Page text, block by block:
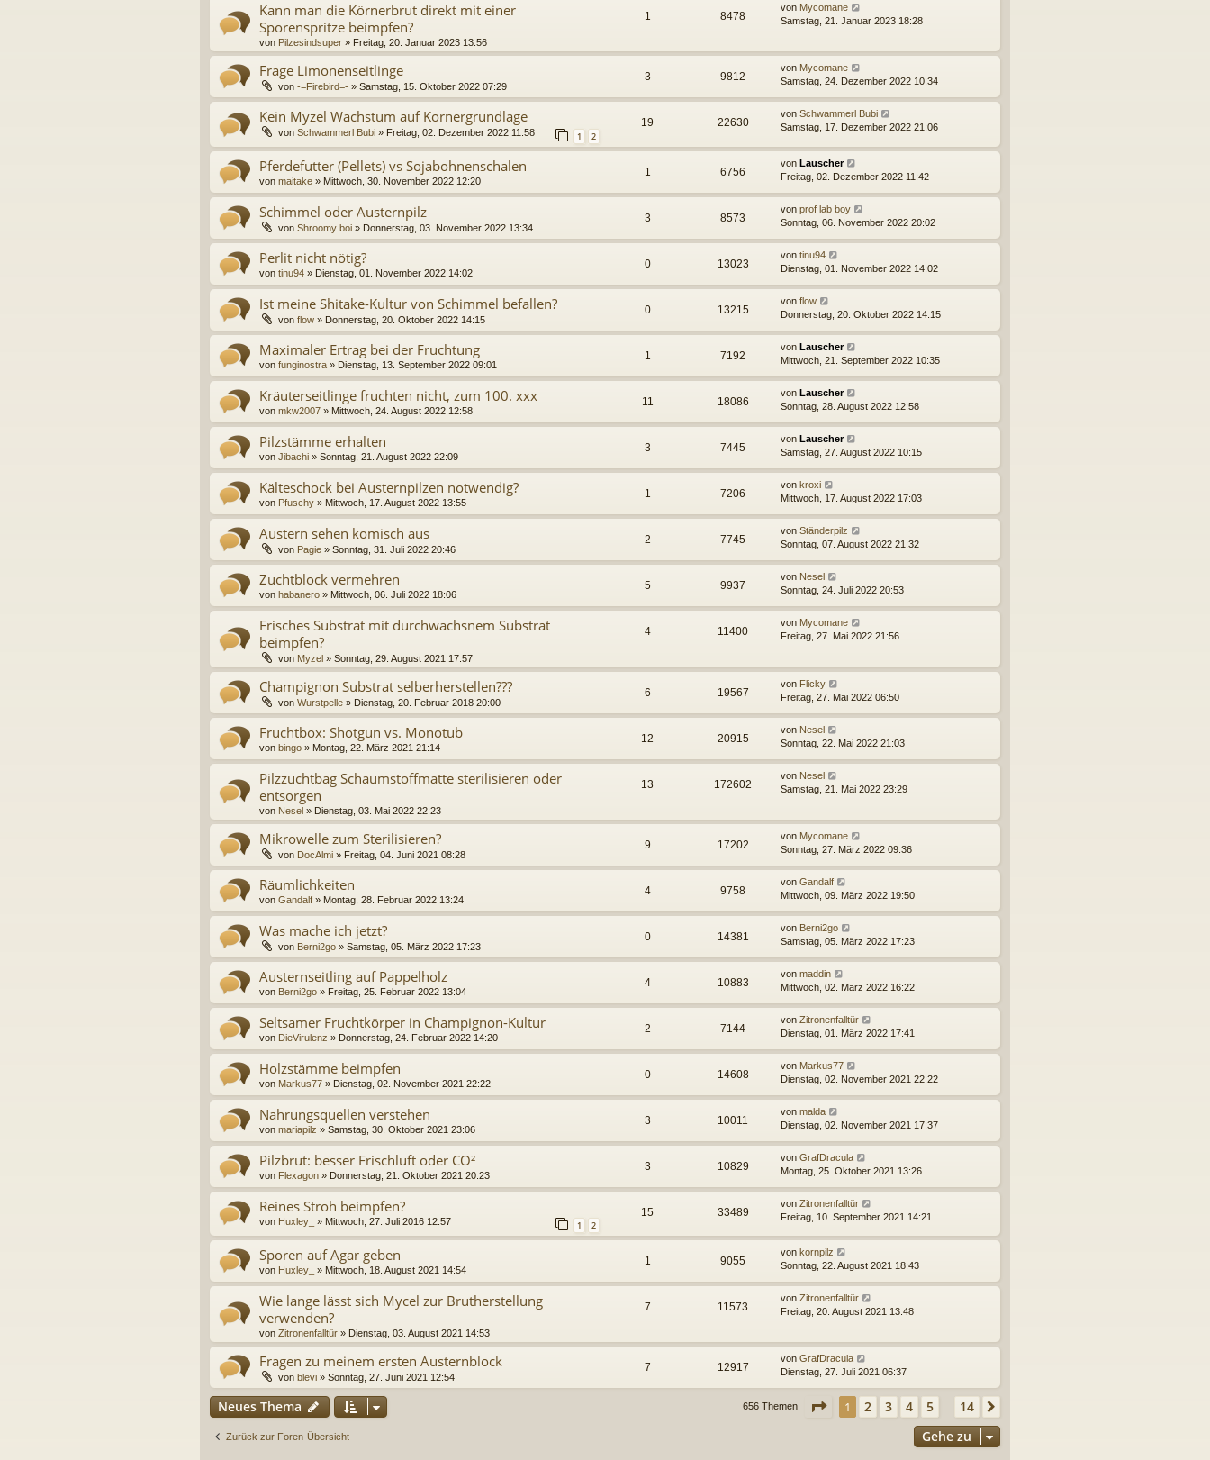
Kann man die Körnerbrut direkt mit einer
Sporenspritze beimpfen?
von Pilzesindsuper » Freitag, 20. Januar 2023 13:56
1 8478
von Mycomane
Samstag, 21. Januar 2023 18:28
Frage Limonenseitlinge
von -=Firebird=- » Samstag, 15. Oktober 2022 07:29
3 9812
von Mycomane
Samstag, 24. Dezember 2022 10:34
Kein Myzel Wachstum auf Körnergrundlage
von Schwammerl Bubi » Freitag, 02. Dezember 2022 11:58 1 2
19 22630
von Schwammerl Bubi
Samstag, 17. Dezember 2022 21:06
Pferdefutter (Pellets) vs Sojabohnenschalen
von maitake » Mittwoch, 30. November 2022 12:20
1 6756
von Lauscher
Freitag, 02. Dezember 2022 11:42
Schimmel oder Austernpilz
von Shroomy boi » Donnerstag, 03. November 2022 13:34
3 8573
von prof lab boy
Sonntag, 06. November 2022 20:02
Perlit nicht nötig?
von tinu94 » Dienstag, 01. November 2022 14:02
0 13023
von tinu94
Dienstag, 01. November 2022 14:02
Ist meine Shitake-Kultur von Schimmel befallen?
von flow » Donnerstag, 20. Oktober 2022 14:15
0 13215
von flow
Donnerstag, 20. Oktober 2022 14:15
Maximaler Ertrag bei der Fruchtung
von funginostra » Dienstag, 13. September 2022 09:01
1 7192
von Lauscher
Mittwoch, 21. September 2022 10:35
Kräuterseitlinge fruchten nicht, zum 100. xxx
von mkw2007 » Mittwoch, 24. August 2022 12:58
11 18086
von Lauscher
Sonntag, 28. August 2022 12:58
Pilzstämme erhalten
von Jibachi » Sonntag, 21. August 2022 22:09
3 7445
von Lauscher
Samstag, 27. August 2022 10:15
Kälteschock bei Austernpilzen notwendig?
von Pfuschy » Mittwoch, 17. August 2022 13:55
1 7206
von kroxi
Mittwoch, 17. August 2022 17:03
Austern sehen komisch aus
von Pagie » Sonntag, 31. Juli 2022 20:46
2 7745
von Ständerpilz
Sonntag, 07. August 2022 21:32
Zuchtblock vermehren
von habanero » Mittwoch, 06. Juli 2022 18:06
5 9937
von Nesel
Sonntag, 24. Juli 2022 20:53
Frisches Substrat mit durchwachsnem Substrat
beimpfen?
von Myzel » Sonntag, 29. August 2021 17:57
4 11400
von Mycomane
Freitag, 27. Mai 2022 21:56
Champignon Substrat selberherstellen???
von Wurstpelle » Dienstag, 20. Februar 2018 20:00
6 19567
von Flicky
Freitag, 27. Mai 2022 06:50
Fruchtbox: Shotgun vs. Monotub
von bingo » Montag, 22. März 2021 21:14
12 20915
von Nesel
Sonntag, 22. Mai 2022 21:03
Pilzzuchtbag Schaumstoffmatte sterilisieren oder
entsorgen
von Nesel » Dienstag, 03. Mai 2022 22:23
13 172602
von Nesel
Samstag, 21. Mai 2022 23:29
Mikrowelle zum Sterilisieren?
von DocAlmi » Freitag, 04. Juni 2021 08:28
9 17202
von Mycomane
Sonntag, 27. März 2022 09:36
Räumlichkeiten
von Gandalf » Montag, 28. Februar 2022 13:24
4 9758
von Gandalf
Mittwoch, 09. März 2022 19:50
Was mache ich jetzt?
von Berni2go » Samstag, 05. März 2022 17:23
0 14381
von Berni2go
Samstag, 05. März 2022 17:23
Austernseitling auf Pappelholz
von Berni2go » Freitag, 25. Februar 2022 13:04
4 10883
von maddin
Mittwoch, 02. März 2022 16:22
Seltsamer Fruchtkörper in Champignon-Kultur
von DieVirulenz » Donnerstag, 24. Februar 2022 14:20
2 7144
von Zitronenfalltür
Dienstag, 01. März 2022 17:41
Holzstämme beimpfen
von Markus77 » Dienstag, 02. November 2021 22:22
0 14608
von Markus77
Dienstag, 02. November 2021 22:22
Nahrungsquellen verstehen
von mariapilz » Samstag, 30. Oktober 2021 23:06
3 10011
von malda
Dienstag, 02. November 2021 17:37
Pilzbrut: besser Frischluft oder CO²
von Flexagon » Donnerstag, 21. Oktober 2021 20:23
3 10829
von GrafDracula
Montag, 25. Oktober 2021 13:26
Reines Stroh beimpfen?
von Huxley_ » Mittwoch, 27. Juli 2016 12:57 1 2
15 33489
von Zitronenfalltür
Freitag, 10. September 2021 14:21
Sporen auf Agar geben
von Huxley_ » Mittwoch, 18. August 2021 14:54
1 9055
von kornpilz
Sonntag, 22. August 2021 18:43
Wie lange lässt sich Mycel zur Brutherstellung
verwenden?
von Zitronenfalltür » Dienstag, 03. August 2021 14:53
7 11573
von Zitronenfalltür
Freitag, 20. August 2021 13:48
Fragen zu meinem ersten Austernblock
von blevi » Sonntag, 27. Juni 2021 12:54
7 12917
von GrafDracula
Dienstag, 27. Juli 2021 06:37
Neues Thema 656 Themen Seite 1von 14
1 2 3 4 5 14
Zurück zur Foren-Übersicht Gehe zu